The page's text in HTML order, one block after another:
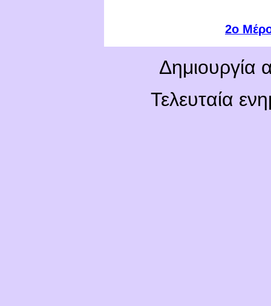
2ο
Δημιουργία
Τελευταία